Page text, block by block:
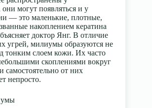
могут появляться и у
— это маленькие, плотные,
накоплением кератина
доктор Янг. В отличие
угрей, милиумы образуются не
тонким слоем кожи. Их часто
скоплениями вокруг
самостоятельно от них
непросто.